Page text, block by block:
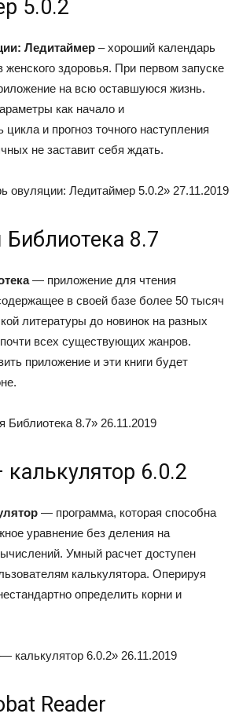
5.0.2
Ледитаймер – хороший календарь
женского здоровья. При первом запуске
на всю оставшуюся жизнь.
как начало и
и прогноз точного наступления
не заставит себя ждать.
овуляции: Ледитаймер 5.0.2» 27.11.2019
8.7
— приложение для чтения
в своей базе более 50 тысяч
литературы до новинок на разных
всех существующих жанров.
приложение и эти книги будет
Библиотека 8.7» 26.11.2019
калькулятор 6.0.2
— программа, которая способна
уравнение без деления на
Умный расчет доступен
калькулятора. Оперируя
определить корни и
калькулятор 6.0.2» 26.11.2019
Reader